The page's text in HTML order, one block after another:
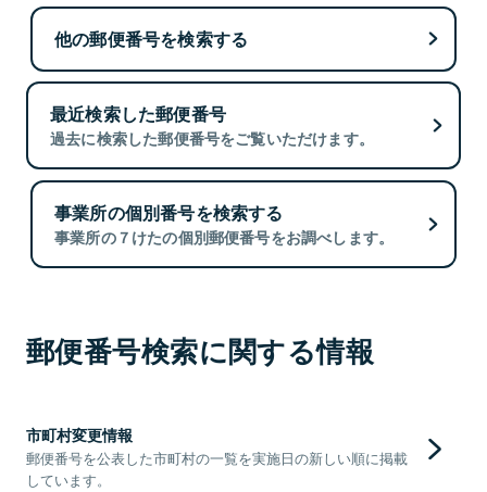
他の郵便番号を検索する
最近検索した郵便番号
過去に検索した郵便番号をご覧いただけます。
事業所の個別番号を検索する
事業所の７けたの個別郵便番号をお調べします。
郵便番号検索に関する情報
市町村変更情報
郵便番号を公表した市町村の一覧を実施日の新しい順に掲載
しています。